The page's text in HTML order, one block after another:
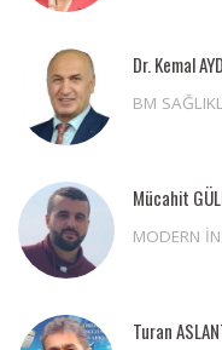
Dr. Kemal
BM
Mücahit
MODERN
Turan